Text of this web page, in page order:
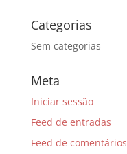
Categorias
Sem categorias
Meta
Iniciar sessão
Feed de entradas
Feed de comentários